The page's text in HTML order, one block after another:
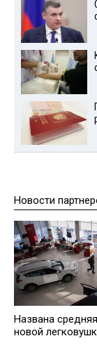
Новости
Названа
новой